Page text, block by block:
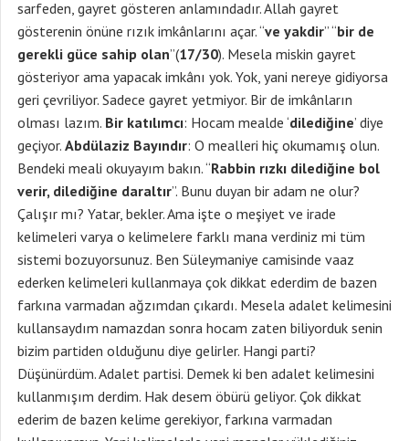
sarfeden, gayret gösteren anlamındadır. Allah gayret
gösterenin önüne rızık imkânlarını açar. “ve yakdir” “bir de
gerekli güce sahip olan”(17/30). Mesela miskin gayret
gösteriyor ama yapacak imkânı yok. Yok, yani nereye gidiyorsa
geri çevriliyor. Sadece gayret yetmiyor. Bir de imkânların
olması lazım. Bir katılımcı: Hocam mealde ‘dilediğine’ diye
geçiyor. Abdülaziz Bayındır: O mealleri hiç okumamış olun.
Bendeki meali okuyayım bakın. “Rabbin rızkı dilediğine bol
verir, dilediğine daraltır”. Bunu duyan bir adam ne olur?
Çalışır mı? Yatar, bekler. Ama işte o meşiyet ve irade
kelimeleri varya o kelimelere farklı mana verdiniz mi tüm
sistemi bozuyorsunuz. Ben Süleymaniye camisinde vaaz
ederken kelimeleri kullanmaya çok dikkat ederdim de bazen
farkına varmadan ağzımdan çıkardı. Mesela adalet kelimesini
kullansaydım namazdan sonra hocam zaten biliyorduk senin
bizim partiden olduğunu diye gelirler. Hangi parti?
Düşünürdüm. Adalet partisi. Demek ki ben adalet kelimesini
kullanmışım derdim. Hak desem öbürü geliyor. Çok dikkat
ederim de bazen kelime gerekiyor, farkına varmadan